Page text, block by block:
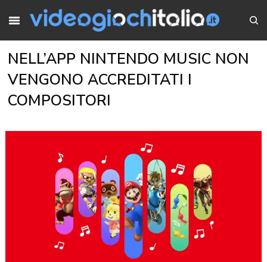
NELL’APP NINTENDO MUSIC NON
VENGONO ACCREDITATI I
COMPOSITORI